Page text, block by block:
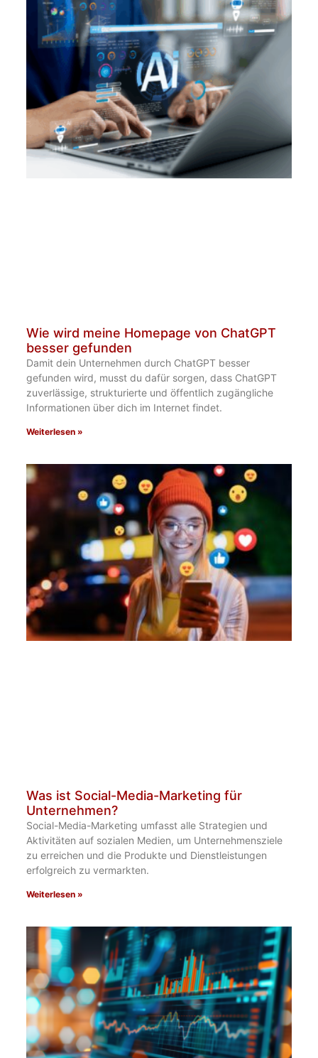
Wie wird meine Homepage von ChatGPT
besser gefunden​
Damit dein Unternehmen durch ChatGPT besser
gefunden wird, musst du dafür sorgen, dass ChatGPT
zuverlässige, strukturierte und öffentlich zugängliche
Informationen über dich im Internet findet.
Weiterlesen »
Was ist Social-Media-Marketing für
Unternehmen?​
Social-Media-Marketing umfasst alle Strategien und
Aktivitäten auf sozialen Medien, um Unternehmensziele
zu erreichen und die Produkte und Dienstleistungen
erfolgreich zu vermarkten.
Weiterlesen »